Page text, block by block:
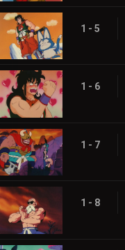
1 - 5
1 - 6
1 - 7
1 - 8